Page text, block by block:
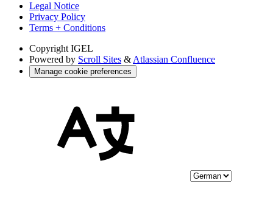
Legal Notice
Privacy Policy
Terms + Conditions
Copyright IGEL
Powered by Scroll Sites & Atlassian Confluence
Manage cookie preferences